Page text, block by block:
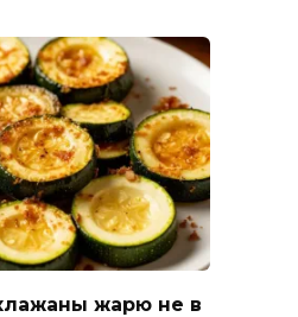
жарю не в